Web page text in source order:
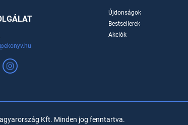
Újdonságok
Bestsellerek
Akciók
Kft. Minden jog fenntartva.